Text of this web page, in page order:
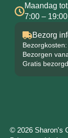
Maandag
7:00 –
Bezorg
Bezorgen
Gratis
© 2026 Sharon's